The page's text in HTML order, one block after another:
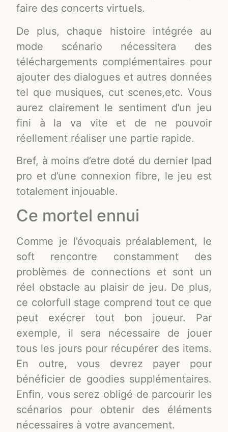
faire des concerts virtuels.
De plus, chaque histoire intégrée au
mode scénario nécessitera des
téléchargements complémentaires pour
ajouter des dialogues et autres données
tel que musiques, cut scenes,etc. Vous
aurez clairement le sentiment d’un jeu
fini à la va vite et de ne pouvoir
réellement réaliser une partie rapide.
Bref, à moins d’etre doté du dernier Ipad
pro et d’une connexion fibre, le jeu est
totalement injouable.
Ce mortel ennui
Comme je l’évoquais préalablement, le
soft rencontre constamment des
problèmes de connections et sont un
réel obstacle au plaisir de jeu. De plus,
ce colorfull stage comprend tout ce que
peut exécrer tout bon joueur. Par
exemple, il sera nécessaire de jouer
tous les jours pour récupérer des items.
En outre, vous devrez payer pour
bénéficier de goodies supplémentaires.
Enfin, vous serez obligé de parcourir les
scénarios pour obtenir des éléments
nécessaires à votre avancement.